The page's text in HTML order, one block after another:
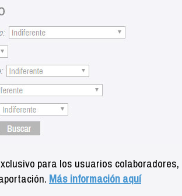
para los usuarios colaboradores,
Más información aquí